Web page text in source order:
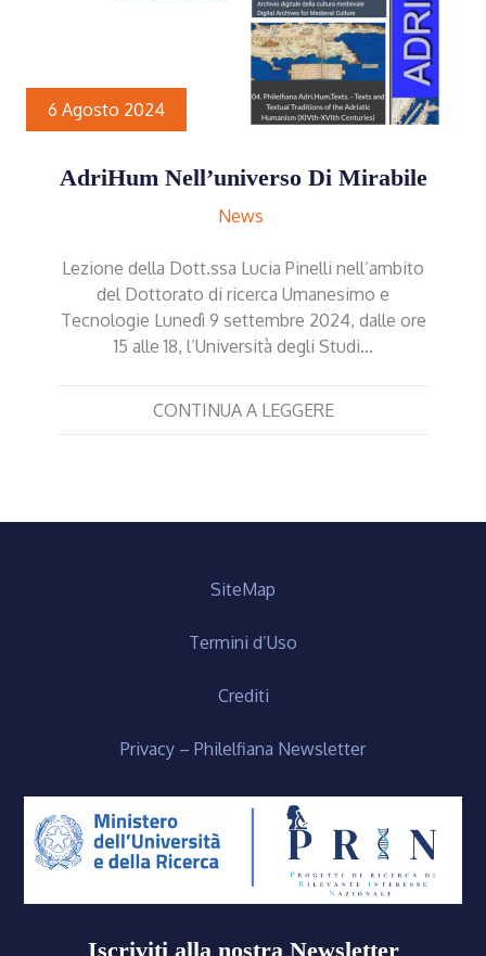
6 Agosto 2024
AdriHum Nell’universo Di Mirabile
News
Lezione della Dott.ssa Lucia Pinelli nell’ambito
del Dottorato di ricerca Umanesimo e
Tecnologie Lunedì 9 settembre 2024, dalle ore
15 alle 18, l’Università degli Studi…
CONTINUA A LEGGERE
SiteMap
Termini d’Uso
Crediti
Privacy – Philelfiana Newsletter
Iscriviti alla nostra Newsletter